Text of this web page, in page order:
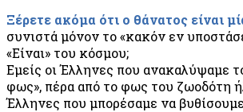
Ξέρετε ακόμα ότι ο θάνατος είναι
συνιστά μόνον το «κακόν εν
«Είναι» του κόσμου;
Εμείς οι Έλληνες που ανακαλύψαμε
φως», πέρα από το φως του ζωοδότη
Έλληνες που μπορέσαμε να